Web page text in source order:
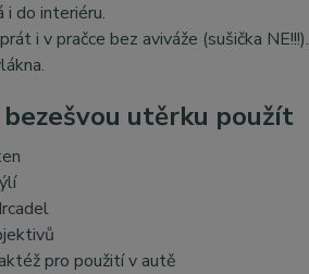
i do interiéru.
i v pračce bez aviváže (sušička NE!!!).
bezešvou utěrku použít
pro použití v autě